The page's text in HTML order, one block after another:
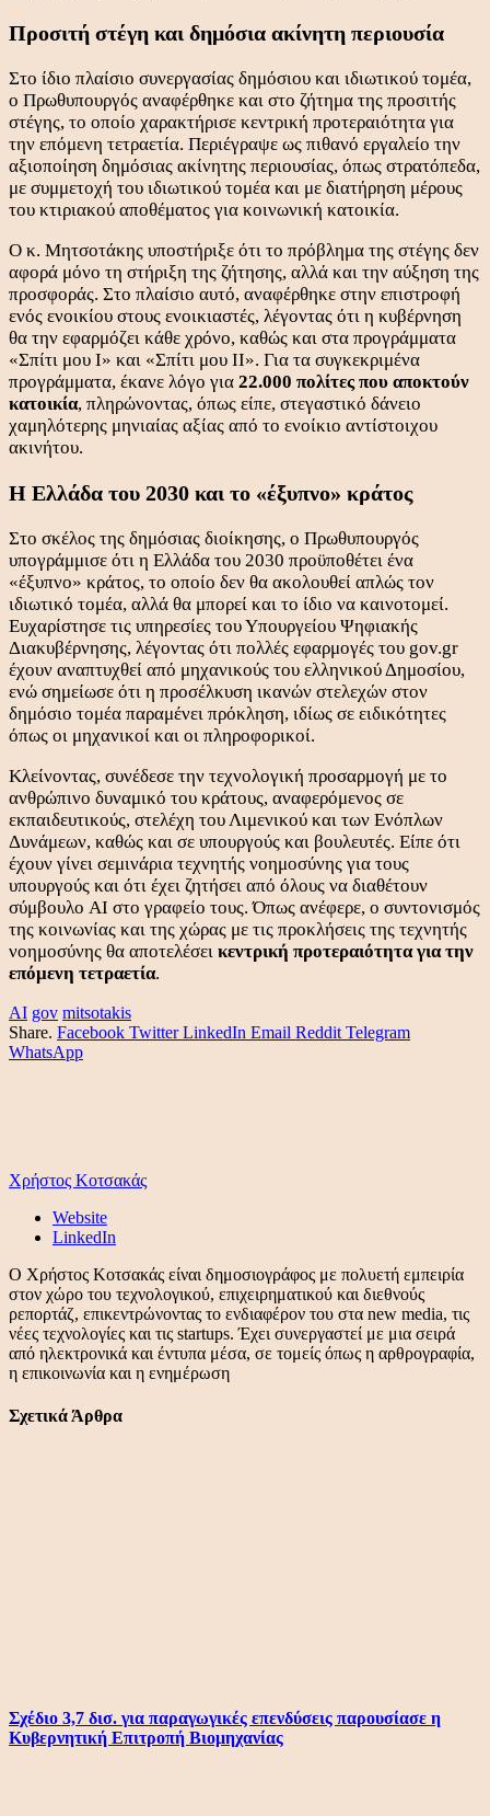
Προσιτή στέγη και δημόσια ακίνητη περιουσία
Στο ίδιο πλαίσιο συνεργασίας δημόσιου και ιδιωτικού τομέα,
ο Πρωθυπουργός αναφέρθηκε και στο ζήτημα της προσιτής
στέγης, το οποίο χαρακτήρισε κεντρική προτεραιότητα για
την επόμενη τετραετία. Περιέγραψε ως πιθανό εργαλείο την
αξιοποίηση δημόσιας ακίνητης περιουσίας, όπως στρατόπεδα,
με συμμετοχή του ιδιωτικού τομέα και με διατήρηση μέρους
του κτιριακού αποθέματος για κοινωνική κατοικία.
Ο κ. Μητσοτάκης υποστήριξε ότι το πρόβλημα της στέγης δεν
αφορά μόνο τη στήριξη της ζήτησης, αλλά και την αύξηση της
προσφοράς. Στο πλαίσιο αυτό, αναφέρθηκε στην επιστροφή
ενός ενοικίου στους ενοικιαστές, λέγοντας ότι η κυβέρνηση
θα την εφαρμόζει κάθε χρόνο, καθώς και στα προγράμματα
«Σπίτι μου Ι» και «Σπίτι μου ΙΙ». Για τα συγκεκριμένα
προγράμματα, έκανε λόγο για 22.000 πολίτες που αποκτούν
κατοικία, πληρώνοντας, όπως είπε, στεγαστικό δάνειο
χαμηλότερης μηνιαίας αξίας από το ενοίκιο αντίστοιχου
ακινήτου.
Η Ελλάδα του 2030 και το «έξυπνο» κράτος
Στο σκέλος της δημόσιας διοίκησης, ο Πρωθυπουργός
υπογράμμισε ότι η Ελλάδα του 2030 προϋποθέτει ένα
«έξυπνο» κράτος, το οποίο δεν θα ακολουθεί απλώς τον
ιδιωτικό τομέα, αλλά θα μπορεί και το ίδιο να καινοτομεί.
Ευχαρίστησε τις υπηρεσίες του Υπουργείου Ψηφιακής
Διακυβέρνησης, λέγοντας ότι πολλές εφαρμογές του gov.gr
έχουν αναπτυχθεί από μηχανικούς του ελληνικού Δημοσίου,
ενώ σημείωσε ότι η προσέλκυση ικανών στελεχών στον
δημόσιο τομέα παραμένει πρόκληση, ιδίως σε ειδικότητες
όπως οι μηχανικοί και οι πληροφορικοί.
Κλείνοντας, συνέδεσε την τεχνολογική προσαρμογή με το
ανθρώπινο δυναμικό του κράτους, αναφερόμενος σε
εκπαιδευτικούς, στελέχη του Λιμενικού και των Ενόπλων
Δυνάμεων, καθώς και σε υπουργούς και βουλευτές. Είπε ότι
έχουν γίνει σεμινάρια τεχνητής νοημοσύνης για τους
υπουργούς και ότι έχει ζητήσει από όλους να διαθέτουν
σύμβουλο AI στο γραφείο τους. Όπως ανέφερε, ο συντονισμός
της κοινωνίας και της χώρας με τις προκλήσεις της τεχνητής
νοημοσύνης θα αποτελέσει κεντρική προτεραιότητα για την
επόμενη τετραετία.
AI gov mitsotakis
Share. Facebook Twitter LinkedIn Email Reddit Telegram
WhatsApp
Χρήστος Κοτσακάς
Website
LinkedIn
Ο Χρήστος Κοτσακάς είναι δημοσιογράφος με πολυετή εμπειρία
στον χώρο του τεχνολογικού, επιχειρηματικού και διεθνούς
ρεπορτάζ, επικεντρώνοντας το ενδιαφέρον του στα new media, τις
νέες τεχνολογίες και τις startups. Έχει συνεργαστεί με μια σειρά
από ηλεκτρονικά και έντυπα μέσα, σε τομείς όπως η αρθρογραφία,
η επικοινωνία και η ενημέρωση
Σχετικά Άρθρα
Σχέδιο 3,7 δισ. για παραγωγικές επενδύσεις παρουσίασε η
Κυβερνητική Επιτροπή Βιομηχανίας